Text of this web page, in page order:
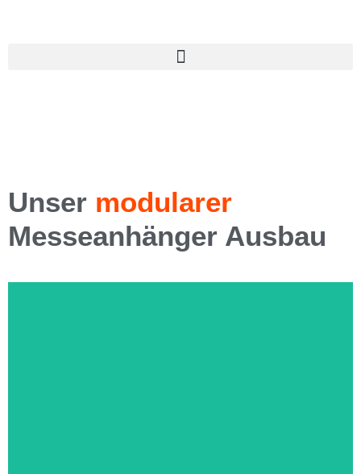
Unser modularer
Messeanhänger Ausbau